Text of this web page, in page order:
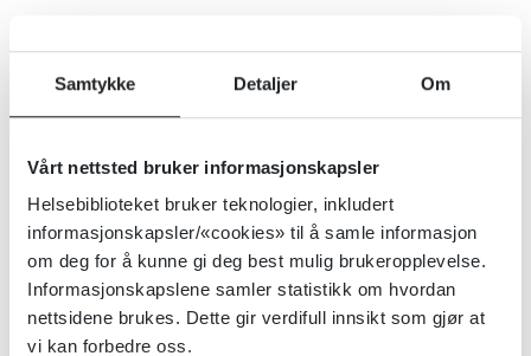
Samtykke Detaljer Om
Vårt nettsted bruker informasjonskapsler
Helsebiblioteket bruker teknologier, inkludert
informasjonskapsler/«cookies» til å samle informasjon
om deg for å kunne gi deg best mulig brukeropplevelse.
Informasjonskapslene samler statistikk om hvordan
nettsidene brukes. Dette gir verdifull innsikt som gjør at
vi kan forbedre oss.
Folkehelseinstituttet (FHI)
"Ingen kan hjelpe meg"
Statens undersøkelseskommisjon for helse- og omsorgstjenesten (UKOM)
Detaljer